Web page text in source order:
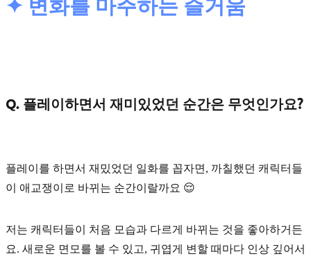
✦ 변화를 마주하는 즐거움
Q. 플레이하면서 재미있었던 순간은 무엇인가요?
플레이를 하면서 재밌었던 일화를 꼽자면, 까칠했던 캐릭터들
이 애교쟁이로 바뀌는 순간이랄까요 😌
저는 캐릭터들이 처음 모습과 다르게 바뀌는 것을 좋아하거든
요. 새로운 면모를 볼 수 있고, 귀엽게 변할 때마다 인상 깊어서